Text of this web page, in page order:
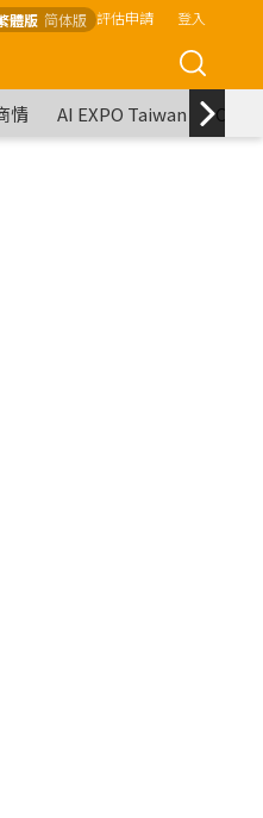
體版 简体版 評估申請 登入
情 AI EXPO Taiwan